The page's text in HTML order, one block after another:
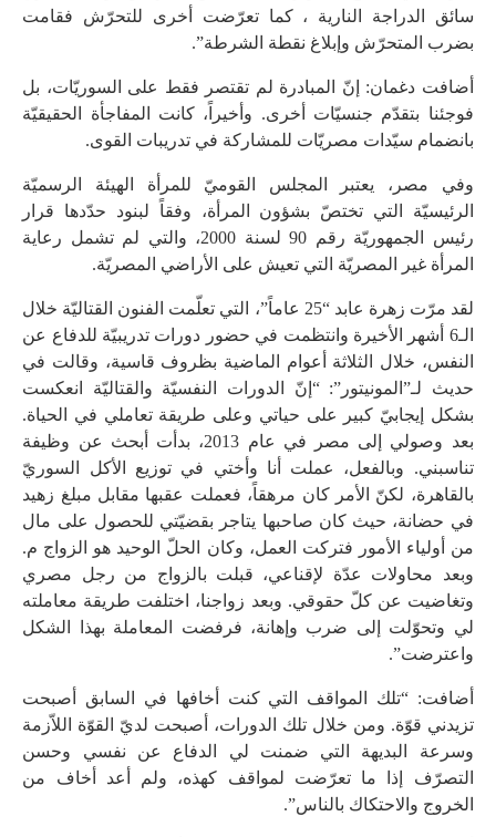
سائق الدراجة النارية ، كما تعرّضت أخرى للتحرّش فقامت
بضرب المتحرّش وإبلاغ نقطة الشرطة”.
أضافت دغمان: إنّ المبادرة لم تقتصر فقط على السوريّات، بل
فوجئنا بتقدّم جنسيّات أخرى. وأخيراً، كانت المفاجأة الحقيقيّة
بانضمام سيّدات مصريّات للمشاركة في تدريبات القوى.
وفي مصر، يعتبر المجلس القوميّ للمرأة الهيئة الرسميّة
الرئيسيّة التي تختصّ بشؤون المرأة، وفقاً لبنود حدّدها قرار
رئيس الجمهوريّة رقم 90 لسنة 2000، والتي لم تشمل رعاية
المرأة غير المصريّة التي تعيش على الأراضي المصريّة.
لقد مرّت زهرة عابد “25 عاماً”، التي تعلّمت الفنون القتاليّة خلال
الـ6 أشهر الأخيرة وانتظمت في حضور دورات تدريبيّة للدفاع عن
النفس، خلال الثلاثة أعوام الماضية بظروف قاسية، وقالت في
حديث لـ”المونيتور”: “إنّ الدورات النفسيّة والقتاليّة انعكست
بشكل إيجابيّ كبير على حياتي وعلى طريقة تعاملي في الحياة.
بعد وصولي إلى مصر في عام 2013، بدأت أبحث عن وظيفة
تناسبني. وبالفعل، عملت أنا وأختي في توزيع الأكل السوريّ
بالقاهرة، لكنّ الأمر كان مرهقاً، فعملت عقبها مقابل مبلغ زهيد
في حضانة، حيث كان صاحبها يتاجر بقضيّتي للحصول على مال
من أولياء الأمور فتركت العمل، وكان الحلّ الوحيد هو الزواج م.
وبعد محاولات عدّة لإقناعي، قبلت بالزواج من رجل مصري
وتغاضيت عن كلّ حقوقي. وبعد زواجنا، اختلفت طريقة معاملته
لي وتحوّلت إلى ضرب وإهانة، فرفضت المعاملة بهذا الشكل
واعترضت”.
أضافت: “تلك المواقف التي كنت أخافها في السابق أصبحت
تزيدني قوّة. ومن خلال تلك الدورات، أصبحت لديّ القوّة اللاّزمة
وسرعة البديهة التي ضمنت لي الدفاع عن نفسي وحسن
التصرّف إذا ما تعرّضت لمواقف كهذه، ولم أعد أخاف من
الخروج والاحتكاك بالناس”.